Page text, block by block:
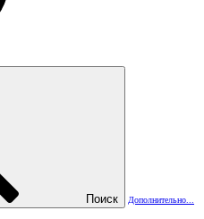
Поиск
Дополнительно...